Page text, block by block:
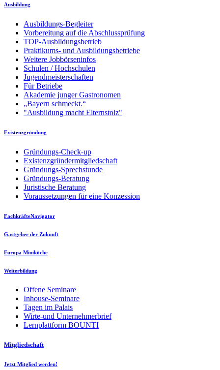
Ausbildung
Ausbildungs-Begleiter
Vorbereitung auf die Abschlussprüfung
TOP-Ausbildungsbetrieb
Praktikums- und Ausbildungsbetriebe
Weitere Jobbörseninfos
Schulen / Hochschulen
Jugendmeisterschaften
Für Betriebe
Akademie junger Gastronomen
„Bayern schmeckt.“
"Ausbildung macht Elternstolz"
Existenzgründung
Gründungs-Check-up
Existenzgründermitgliedschaft
Gründungs-Sprechstunde
Gründungs-Beratung
Juristische Beratung
Voraussetzungen für eine Konzession
FachkräfteNavigator
Gastgeber der Zukunft
Europa Miniköche
Weiterbildung
Offene Seminare
Inhouse-Seminare
Tagen im Palais
Wirte-und Unternehmerbrief
Lernplattform BOUNTI
Mitgliedschaft
Jetzt Mitglied werden!